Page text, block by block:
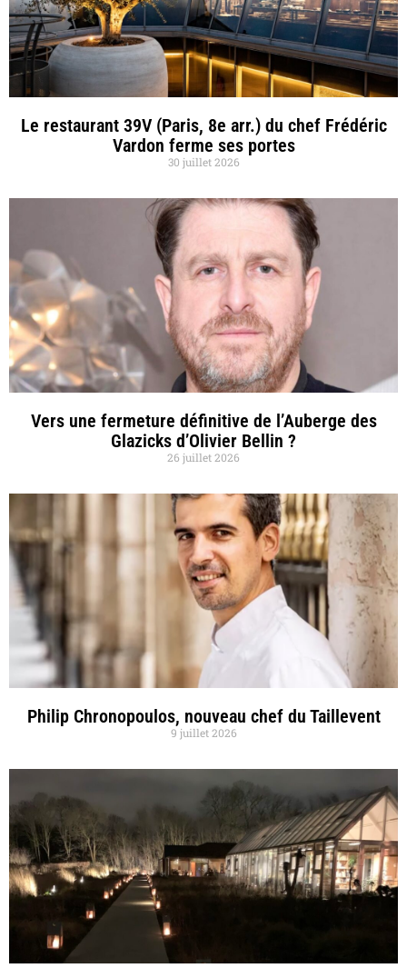
Le restaurant 39V (Paris, 8e arr.) du chef Frédéric
Vardon ferme ses portes
30 juillet 2026
Vers une fermeture définitive de l’Auberge des
Glazicks d’Olivier Bellin ?
26 juillet 2026
Philip Chronopoulos, nouveau chef du Taillevent
9 juillet 2026